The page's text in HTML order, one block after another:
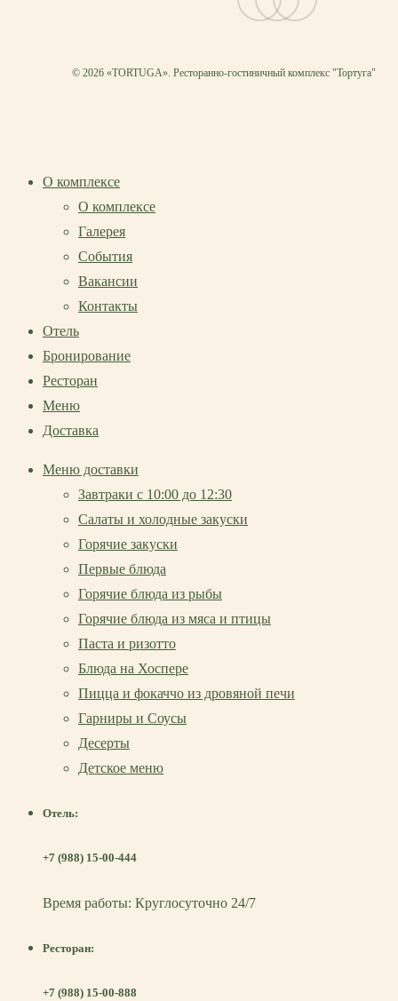
© 2026 «TORTUGA». Ресторанно-гостиничный комплекс "Тортуга"
О комплексе
О комплексе
Галерея
События
Вакансии
Контакты
Отель
Бронирование
Ресторан
Меню
Доставка
Меню доставки
Завтраки с 10:00 до 12:30
Салаты и холодные закуски
Горячие закуски
Первые блюда
Горячие блюда из рыбы
Горячие блюда из мяса и птицы
Паста и ризотто
Блюда на Хоспере
Пицца и фокаччо из дровяной печи
Гарниры и Соусы
Десерты
Детское меню
Отель:
+7 (988) 15-00-444
Время работы: Круглосуточно 24/7
Ресторан:
+7 (988) 15-00-888